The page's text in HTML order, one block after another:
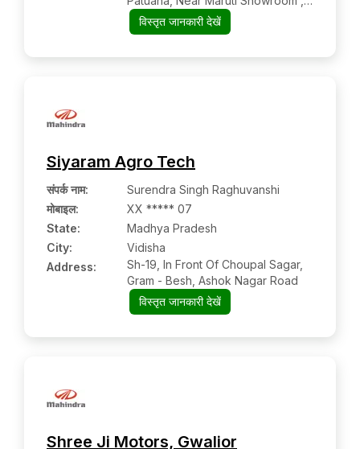
Saharsa, Bihar 852202
विस्तृत जानकारी देखें
Siyaram Agro Tech
संपर्क नाम:
Surendra Singh Raghuvanshi
मोबाइल:
XX ***** 07
State:
Madhya Pradesh
City:
Vidisha
Address:
Sh-19, In Front Of Choupal Sagar,
Gram - Besh, Ashok Nagar Road
विस्तृत जानकारी देखें
Shree Ji Motors, Gwalior